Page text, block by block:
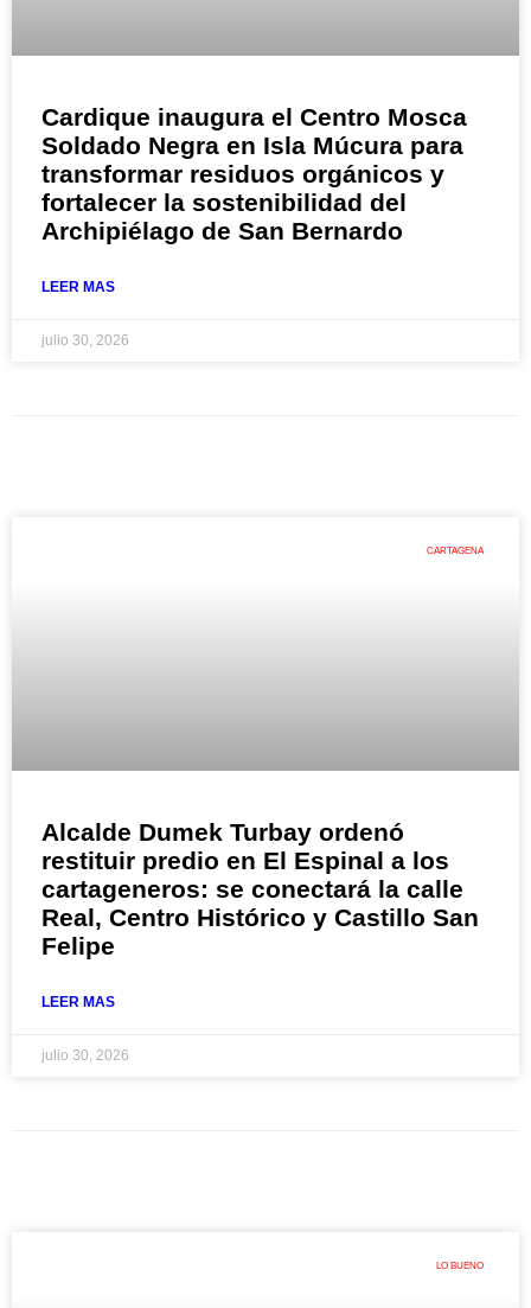
Cardique inaugura el Centro Mosca
Soldado Negra en Isla Múcura para
transformar residuos orgánicos y
fortalecer la sostenibilidad del
Archipiélago de San Bernardo
LEER MAS
julio 30, 2026
CARTAGENA
Alcalde Dumek Turbay ordenó
restituir predio en El Espinal a los
cartageneros: se conectará la calle
Real, Centro Histórico y Castillo San
Felipe
LEER MAS
julio 30, 2026
LO BUENO